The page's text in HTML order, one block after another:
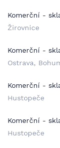
Komerční -
Žirovnice
Komerční -
Ostrava,
Komerční -
Hustopeče
Komerční -
Hustopeče